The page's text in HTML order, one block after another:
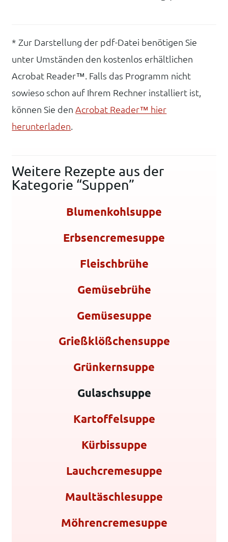
* Zur Darstellung der pdf-Datei benötigen Sie
unter Umständen den kostenlos erhältlichen
Acrobat Reader™. Falls das Programm nicht
sowieso schon auf Ihrem Rechner installiert ist,
können Sie denAcrobat Reader™ hier
herunterladen.
Weitere Rezepte aus der
Kategorie “Suppen”
Blumenkohlsuppe
Erbsencremesuppe
Fleischbrühe
Gemüsebrühe
Gemüsesuppe
Grießklößchensuppe
Grünkernsuppe
Gulaschsuppe
Kartoffelsuppe
Kürbissuppe
Lauchcremesuppe
Maultäschlesuppe
Möhrencremesuppe